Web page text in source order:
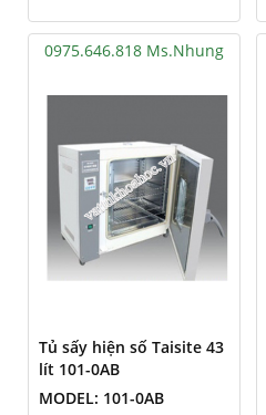
0975.646.818 Ms.Nhung
Tủ sấy hiện số Taisite 43
lít 101-0AB
MODEL: 101-0AB